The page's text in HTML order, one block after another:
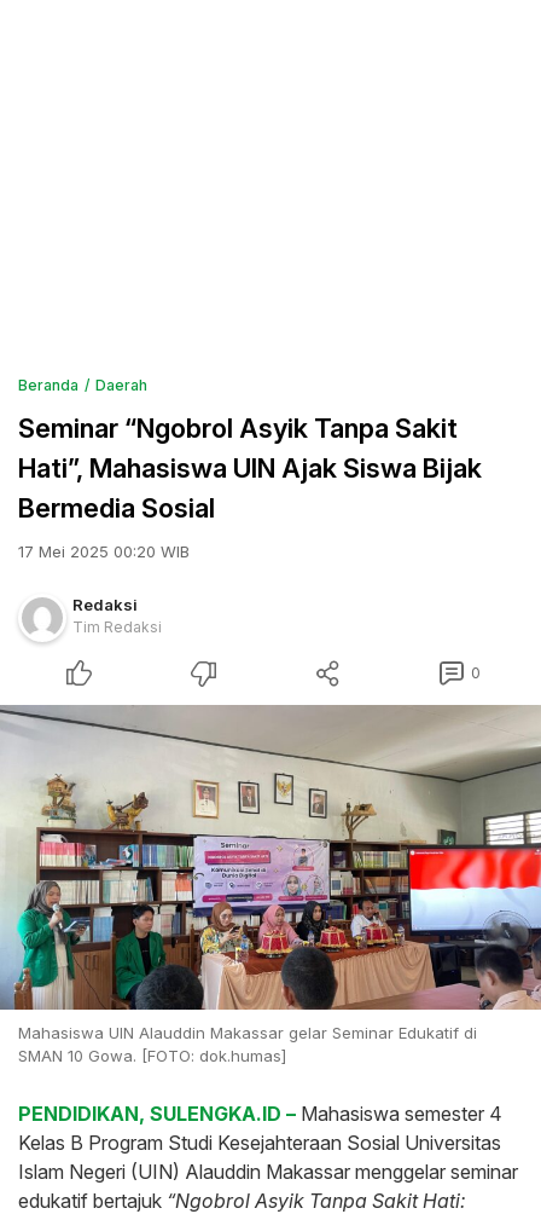
Beranda Daerah
Seminar “Ngobrol Asyik Tanpa Sakit
Hati”, Mahasiswa UIN Ajak Siswa Bijak
Bermedia Sosial
17 Mei 2025 00:20 WIB
Redaksi
Tim Redaksi
0
Mahasiswa UIN Alauddin Makassar gelar Seminar Edukatif di
SMAN 10 Gowa. [FOTO: dok.humas]
PENDIDIKAN, SULENGKA.ID – Mahasiswa semester 4
Kelas B Program Studi Kesejahteraan Sosial Universitas
Islam Negeri (UIN) Alauddin Makassar menggelar seminar
edukatif bertajuk “Ngobrol Asyik Tanpa Sakit Hati: